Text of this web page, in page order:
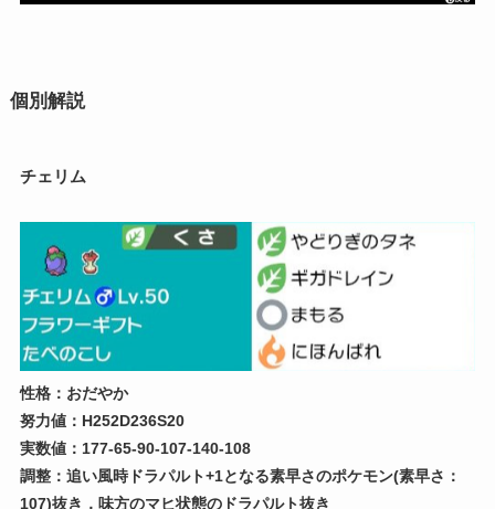
個別解説
チェリム
性格：おだやか
努力値：H252D236S20
実数値：177-65-90-107-140-108
調整：追い風時ドラパルト+1となる素早さのポケモン(素早さ：
107)抜き，味方のマヒ状態のドラパルト抜き